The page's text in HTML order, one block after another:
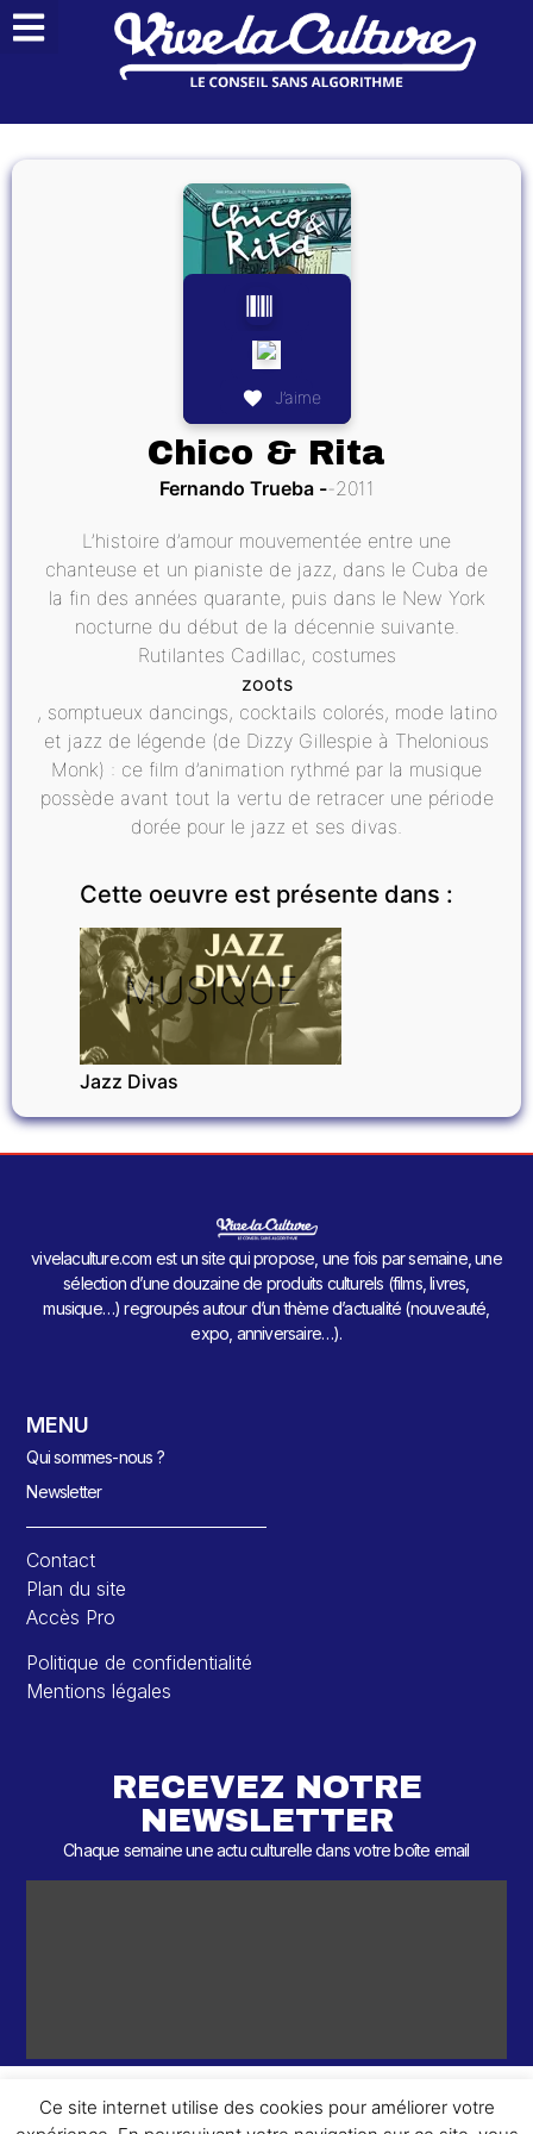
J’aime
Chico & Rita
Fernando Trueba 2011
L’histoire d’amour mouvementée entre une
chanteuse et un pianiste de jazz, dans le Cuba de
la fin des années quarante, puis dans le New York
nocturne du début de la décennie suivante.
Rutilantes Cadillac, costumes
zoots
, somptueux dancings, cocktails colorés, mode latino
et jazz de légende (de Dizzy Gillespie à Thelonious
Monk) : ce film d’animation rythmé par la musique
possède avant tout la vertu de retracer une période
dorée pour le jazz et ses divas.
Cette oeuvre est présente dans :
MUSIQUE
Jazz Divas
vivelaculture.com est un site qui propose, une fois par semaine, une
sélection d’une douzaine de produits culturels (films, livres,
musique…) regroupés autour d’un thème d’actualité (nouveauté,
expo, anniversaire…).
MENU
Qui sommes-nous ?
Newsletter
Contact
Plan du site
Accès Pro
Politique de confidentialité
Mentions légales
RECEVEZ NOTRE
NEWSLETTER
Chaque semaine une actu culturelle dans votre boîte email
Ce site internet utilise des cookies pour améliorer votre